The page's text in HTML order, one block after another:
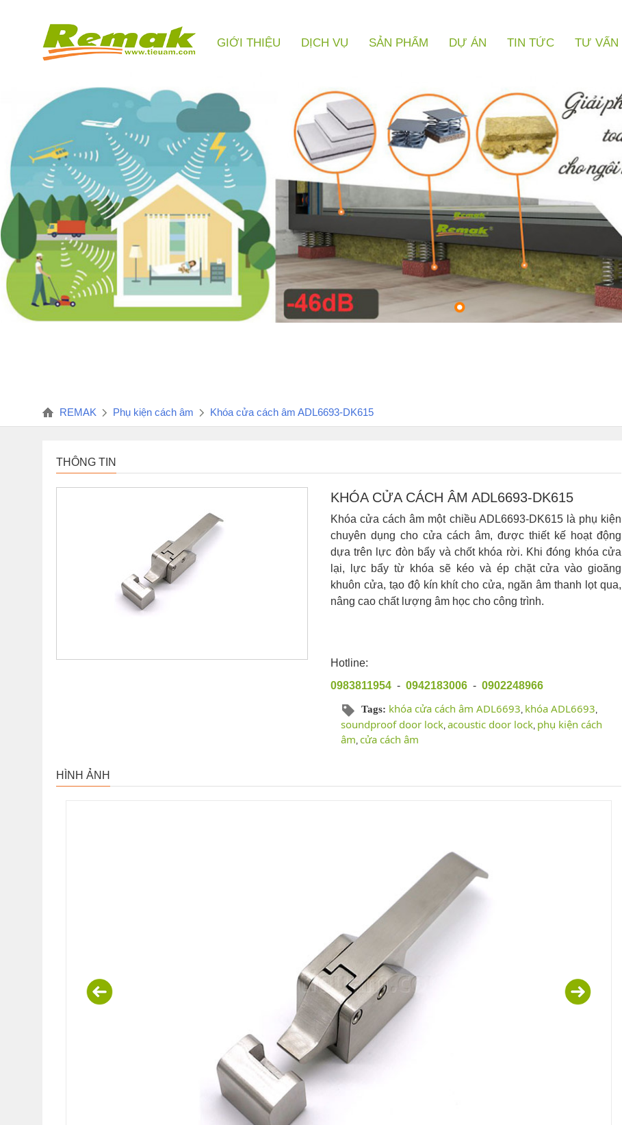
GIỚI THIỆU DỊCH VỤ SẢN PHẨM DỰ ÁN TIN TỨC TƯ VẤN
REMAK Phụ kiện cách âm Khóa cửa cách âm ADL6693-DK615
THÔNG TIN
KHÓA CỬA CÁCH ÂM ADL6693-DK615
Khóa cửa cách âm một chiều ADL6693-DK615 là phụ kiện
chuyên dụng cho cửa cách âm, được thiết kế hoạt động
dựa trên lực đòn bẩy và chốt khóa rời. Khi đóng khóa cửa
lại, lực bẩy từ khóa sẽ kéo và ép chặt cửa vào gioăng
khuôn cửa, tạo độ kín khít cho cửa, ngăn âm thanh lọt qua,
nâng cao chất lượng âm học cho công trình.
Hotline:
0983811954- 0942183006- 0902248966
Tags: khóa cửa cách âm ADL6693, khóa ADL6693,
soundproof door lock, acoustic door lock, phụ kiện cách
âm, cửa cách âm
HÌNH ẢNH